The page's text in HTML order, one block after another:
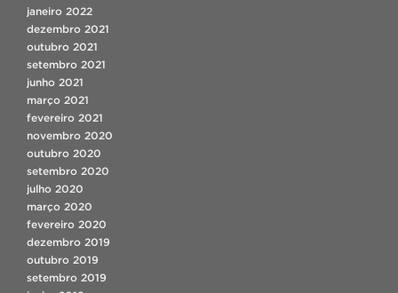
janeiro 2022
dezembro 2021
outubro 2021
setembro 2021
junho 2021
março 2021
fevereiro 2021
novembro 2020
outubro 2020
setembro 2020
julho 2020
março 2020
fevereiro 2020
dezembro 2019
outubro 2019
setembro 2019